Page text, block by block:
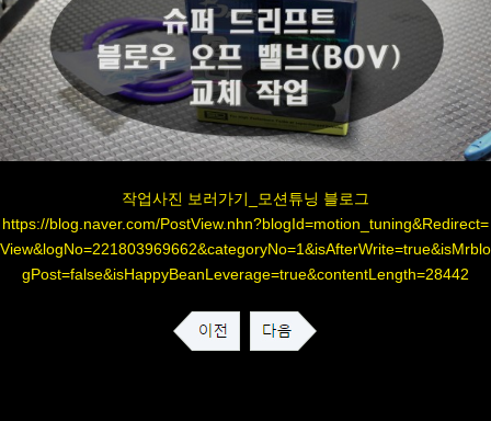
작업사진 보러가기_모션튜닝 블로그
https://blog.naver.com/PostView.nhn?blogId=motion_tuning&Redirect=
View&logNo=221803969662&categoryNo=1&isAfterWrite=true&isMrblo
gPost=false&isHappyBeanLeverage=true&contentLength=28442